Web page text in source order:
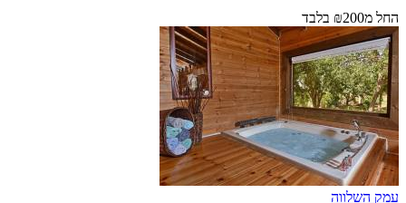
החל מ₪200 בלבד
עמק השלווה